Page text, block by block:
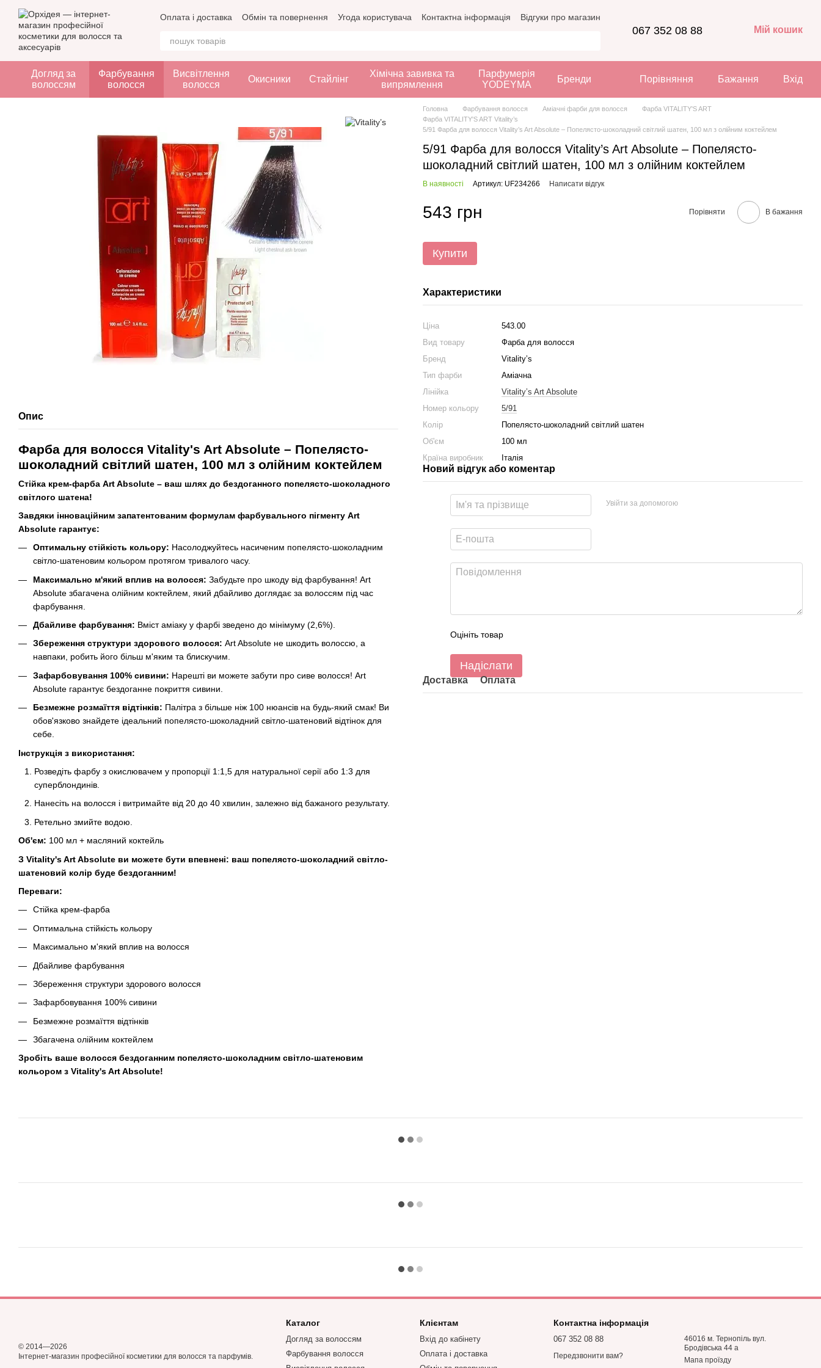
Перейти до основного контенту
Оплата і доставка Обмін та повернення Угода користувача Контактна інформація Відгуки про магазин
067 352 08 88 Мій кошик
Догляд за
волоссям
Фарбування
волосся
Висвітлення
волосся
Окисники Стайлінг
Хімічна завивка та
випрямлення
Парфумерія
YODEYMA
Бренди Порівняння Бажання Вхід
Опис
Фарба для волосся Vitality's Art Absolute – Попелясто-
шоколадний світлий шатен, 100 мл з олійним коктейлем
Стійка крем-фарба Art Absolute – ваш шлях до бездоганного попелясто-шоколадного
світлого шатена!
Завдяки інноваційним запатентованим формулам фарбувального пігменту Art
Absolute гарантує:
Оптимальну стійкість кольору: Насолоджуйтесь насиченим попелясто-шоколадним
світло-шатеновим кольором протягом тривалого часу.
Максимально м'який вплив на волосся: Забудьте про шкоду від фарбування! Art
Absolute збагачена олійним коктейлем, який дбайливо доглядає за волоссям під час
фарбування.
Дбайливе фарбування: Вміст аміаку у фарбі зведено до мінімуму (2,6%).
Збереження структури здорового волосся: Art Absolute не шкодить волоссю, а
навпаки, робить його більш м'яким та блискучим.
Зафарбовування 100% сивини: Нарешті ви можете забути про сиве волосся! Art
Absolute гарантує бездоганне покриття сивини.
Безмежне розмаїття відтінків: Палітра з більше ніж 100 нюансів на будь-який смак! Ви
обов'язково знайдете ідеальний попелясто-шоколадний світло-шатеновий відтінок для
себе.
Інструкція з використання:
Розведіть фарбу з окислювачем у пропорції 1:1,5 для натуральної серії або 1:3 для
суперблондинів.
Нанесіть на волосся і витримайте від 20 до 40 хвилин, залежно від бажаного результату.
Ретельно змийте водою.
Об'єм: 100 мл + масляний коктейль
З Vitality's Art Absolute ви можете бути впевнені: ваш попелясто-шоколадний світло-
шатеновий колір буде бездоганним!
Переваги:
Стійка крем-фарба
Оптимальна стійкість кольору
Максимально м'який вплив на волосся
Дбайливе фарбування
Збереження структури здорового волосся
Зафарбовування 100% сивини
Безмежне розмаїття відтінків
Збагачена олійним коктейлем
Зробіть ваше волосся бездоганним попелясто-шоколадним світло-шатеновим
кольором з Vitality's Art Absolute!
Головна Фарбування волосся Аміачні фарби для волосся
Фарба VITALITY'S ART
Фарба VITALITY'S ART Vitality’s
5/91 Фарба для волосся Vitality’s Art Absolute – Попелясто-шоколадний світлий шатен, 100 мл з олійним коктейлем
5/91 Фарба для волосся Vitality’s Art Absolute – Попелясто-
шоколадний світлий шатен, 100 мл з олійним коктейлем
В наявності Артикул: UF234266 Написати відгук
543 грн Порівняти В бажання
Купити
Характеристики
Ціна
543.00
Вид товару
Фарба для волосся
Бренд
Vitality’s
Тип фарби
Аміачна
Лінійка
Vitality’s Art Absolute
Номер кольору
5/91
Колір
Попелясто-шоколадний світлий шатен
Об'єм
100 мл
Країна виробник
Італія
Новий відгук або коментар
Увійти за допомогою
Оцініть товар
Надіслати
Доставка Оплата
© 2014—2026
Інтернет-магазин професійної косметики для волосся та парфумів.
Каталог
Догляд за волоссям
Фарбування волосся
Клієнтам
Вхід до кабінету
Оплата і доставка
Контактна інформація
067 352 08 88
Передзвонити вам?
46016 м. Тернопіль вул.
Бродівська 44 а
Мапа проїзду